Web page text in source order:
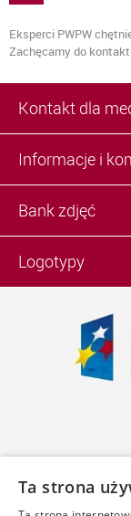
Eksperci PWPW
Zachęcamy do
Kontakt dla
Informacje i
Bank zdjęć
Logotypy
Ta strona